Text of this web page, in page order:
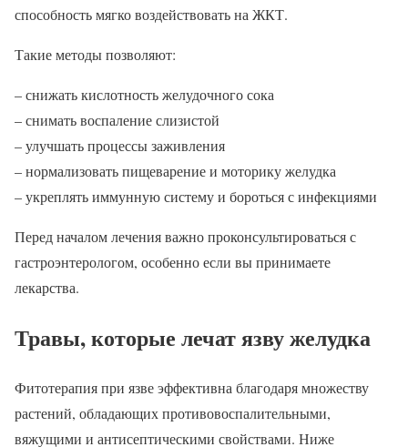
способность мягко воздействовать на ЖКТ.
Такие методы позволяют:
– снижать кислотность желудочного сока
– снимать воспаление слизистой
– улучшать процессы заживления
– нормализовать пищеварение и моторику желудка
– укреплять иммунную систему и бороться с инфекциями
Перед началом лечения важно проконсультироваться с
гастроэнтерологом, особенно если вы принимаете
лекарства.
Травы, которые лечат язву желудка
Фитотерапия при язве эффективна благодаря множеству
растений, обладающих противовоспалительными,
вяжущими и антисептическими свойствами. Ниже